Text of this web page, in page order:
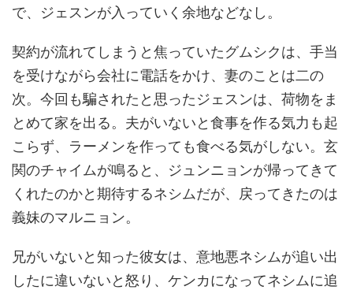
で、ジェスンが入っていく余地などなし。
契約が流れてしまうと焦っていたグムシクは、手当
を受けながら会社に電話をかけ、妻のことは二の
次。今回も騙されたと思ったジェスンは、荷物をま
とめて家を出る。夫がいないと食事を作る気力も起
こらず、ラーメンを作っても食べる気がしない。玄
関のチャイムが鳴ると、ジュンニョンが帰ってきて
くれたのかと期待するネシムだが、戻ってきたのは
義妹のマルニョン。
兄がいないと知った彼女は、意地悪ネシムが追い出
したに違いないと怒り、ケンカになってネシムに追